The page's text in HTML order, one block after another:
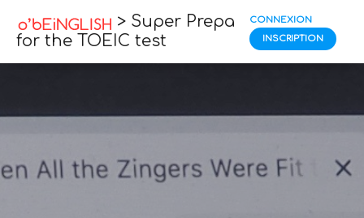
> Super Prepa
for the TOEIC test
CONNEXION
INSCRIPTION